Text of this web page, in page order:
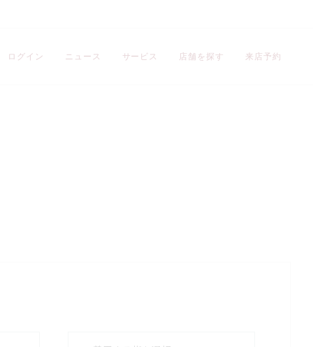
ログイン ニュース サービス 店舗を探す 来店予約